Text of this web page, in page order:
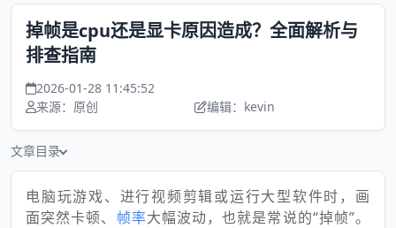
掉帧是cpu还是显卡原因造成？全面解析与
排查指南
2026-01-28 11:45:52
来源：原创
编辑：kevin
文章目录
电脑玩游戏、进行视频剪辑或运行大型软件时，画
面突然卡顿、 帧率大幅波动，也就是常说的“掉帧”。